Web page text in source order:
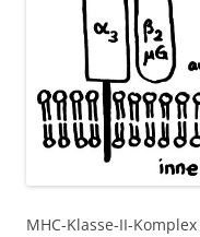
MHC-Klasse-II-